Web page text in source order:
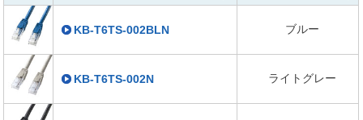
KB-T6TS-002BLN ブルー
KB-T6TS-002N ライトグレー